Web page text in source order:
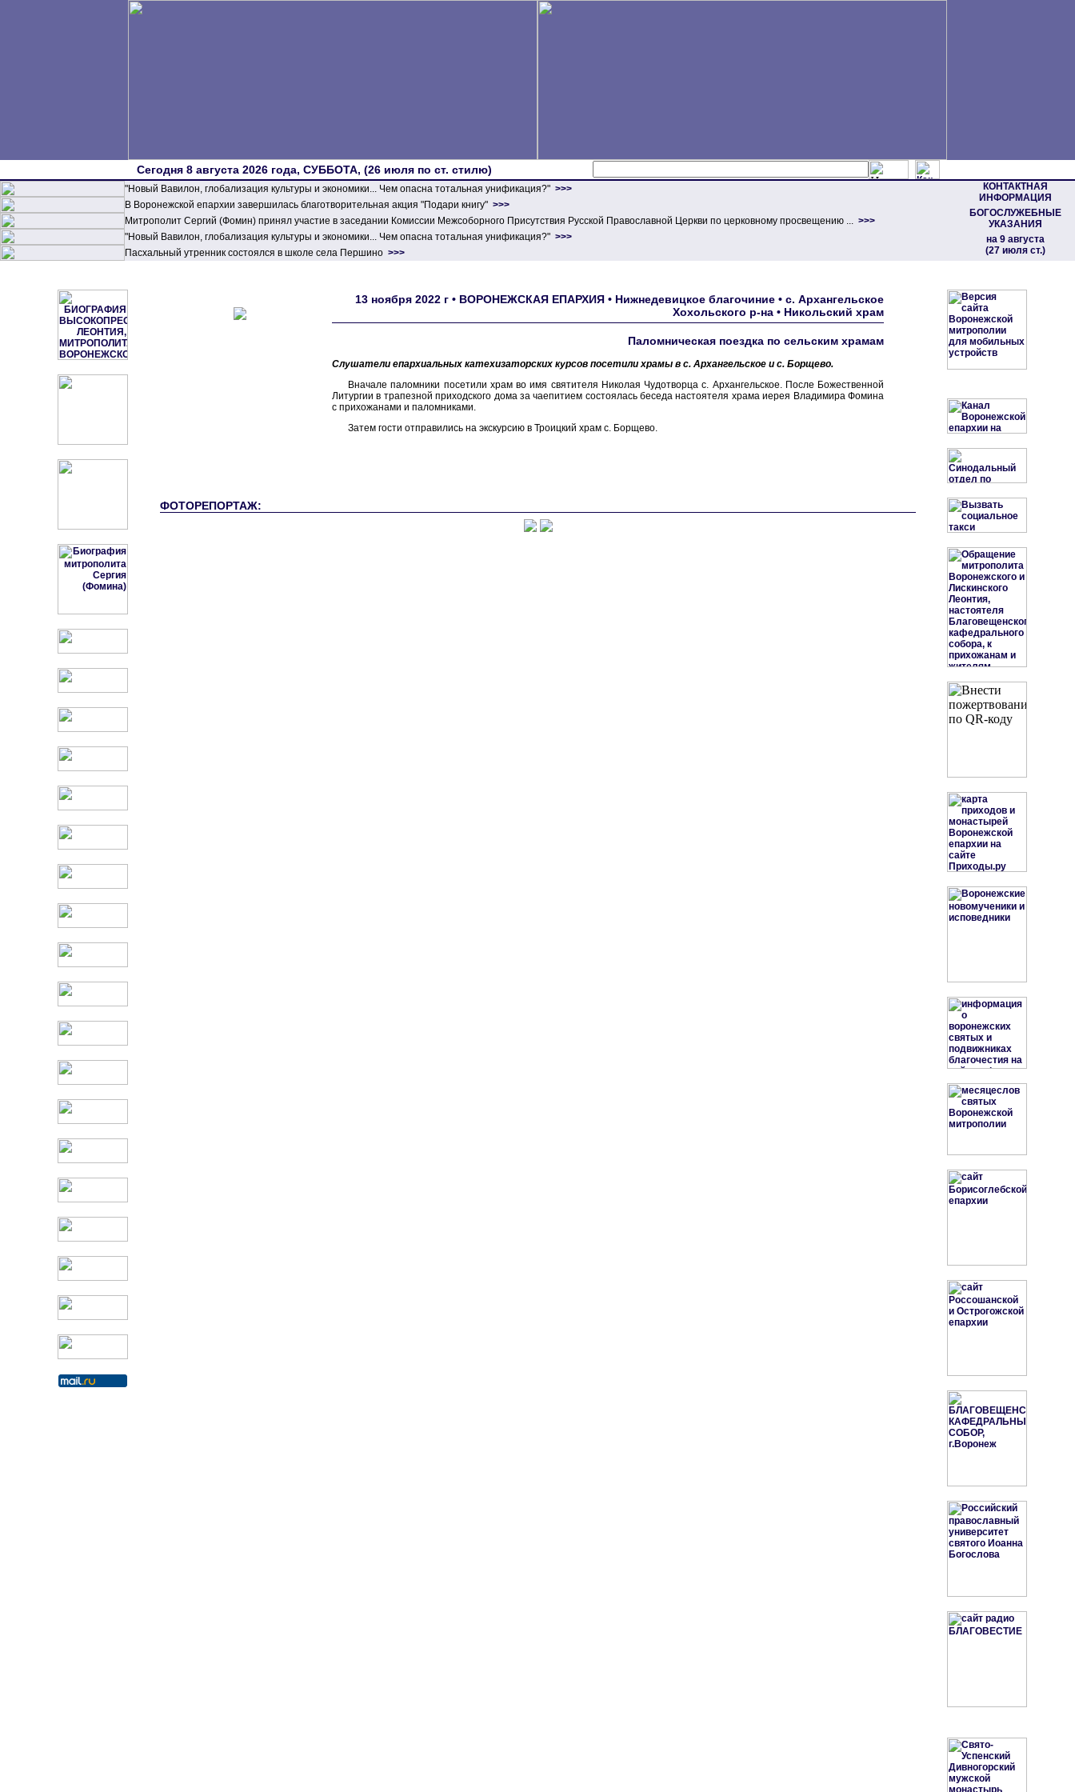
Сегодня 8 августа 2026 года, СУББОТА, (26 июля по ст. стилю)
"Новый Вавилон, глобализация культуры и экономики... Чем опасна тотальная унификация?" >>>
КОНТАКТНАЯ
ИНФОРМАЦИЯ
БОГОСЛУЖЕБНЫЕ
УКАЗАНИЯ
на 9 августа
(27 июля ст.)
В Воронежской епархии завершилась благотворительная акция "Подари книгу" >>>
Митрополит Сергий (Фомин) принял участие в заседании Комиссии Межсоборного Присутствия Русской Православной Церкви по церковному просвещению ... >>>
"Новый Вавилон, глобализация культуры и экономики... Чем опасна тотальная унификация?" >>>
Пасхальный утренник состоялся в школе села Першино >>>
13 ноября 2022 г • ВОРОНЕЖСКАЯ ЕПАРХИЯ • Нижнедевицкое благочиние • с. Архангельское
Хохольского р-на • Никольский храм
Паломническая поездка по сельским храмам
Слушатели епархиальных катехизаторских курсов посетили храмы в с. Архангельское и с. Борщево.
Вначале паломники посетили храм во имя святителя Николая Чудотворца с. Архангельское. После Божественной
Литургии в трапезной приходского дома за чаепитием состоялась беседа настоятеля храма иерея Владимира Фомина
с прихожанами и паломниками.
Затем гости отправились на экскурсию в Троицкий храм с. Борщево.
ФОТОРЕПОРТАЖ: